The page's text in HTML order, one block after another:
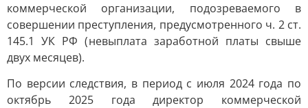
коммерческой организации, подозреваемого в
совершении преступления, предусмотренного ч. 2 ст.
145.1 УК РФ (невыплата заработной платы свыше
двух месяцев).
По версии следствия, в период с июля 2024 года по
октябрь 2025 года директор коммерческой